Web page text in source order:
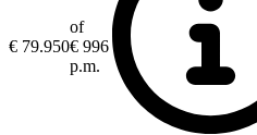
€ 79.950
of
€ 996
p.m.